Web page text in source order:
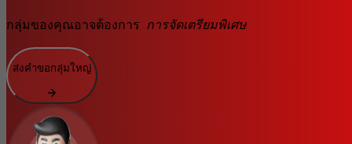
กลุ่มของคุณอาจต้องการ การจัดเตรียมพิเศษ
ส่งคำขอกลุ่มใหญ่